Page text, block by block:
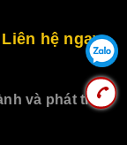
hệ ngay
và phát triển